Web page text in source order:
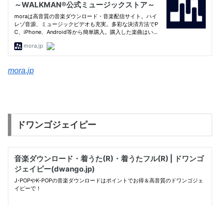
mora.jp
ドワンゴジェイピー